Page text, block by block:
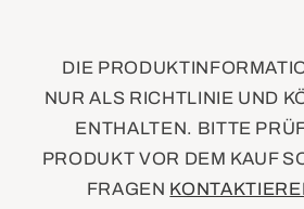
DIE
NUR ALS RICHTLINIE UND
ENTHALTEN. BITTE
PRODUKT VOR DEM KAUF
FRAGEN